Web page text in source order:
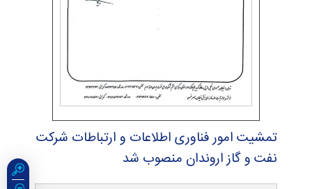
تمشیت امور فناوری اطلاعات و ارتباطات شركت
نفت و گاز اروندان منصوب شد